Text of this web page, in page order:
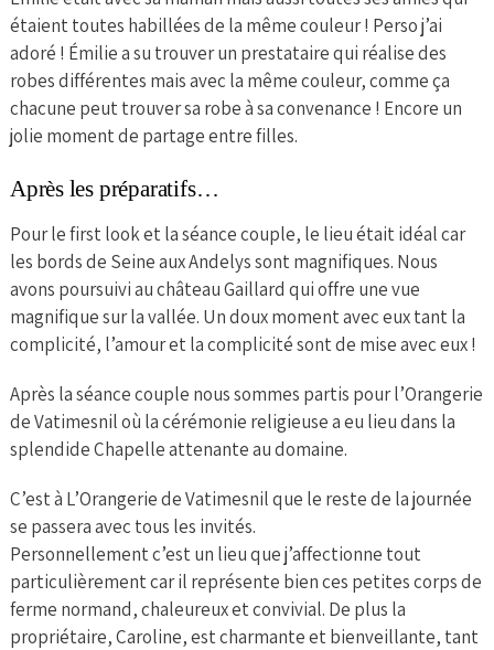
étaient toutes habillées de la même couleur ! Perso j’ai
adoré ! Émilie a su trouver un prestataire qui réalise des
robes différentes mais avec la même couleur, comme ça
chacune peut trouver sa robe à sa convenance ! Encore un
jolie moment de partage entre filles.
Après les préparatifs…
Pour le first look et la séance couple, le lieu était idéal car
les bords de Seine aux Andelys sont magnifiques. Nous
avons poursuivi au château Gaillard qui offre une vue
magnifique sur la vallée. Un doux moment avec eux tant la
complicité, l’amour et la complicité sont de mise avec eux !
Après la séance couple nous sommes partis pour l’Orangerie
de Vatimesnil où la cérémonie religieuse a eu lieu dans la
splendide Chapelle attenante au domaine.
C’est à L’Orangerie de Vatimesnil que le reste de la journée
se passera avec tous les invités.
Personnellement c’est un lieu que j’affectionne tout
particulièrement car il représente bien ces petites corps de
ferme normand, chaleureux et convivial. De plus la
propriétaire, Caroline, est charmante et bienveillante, tant